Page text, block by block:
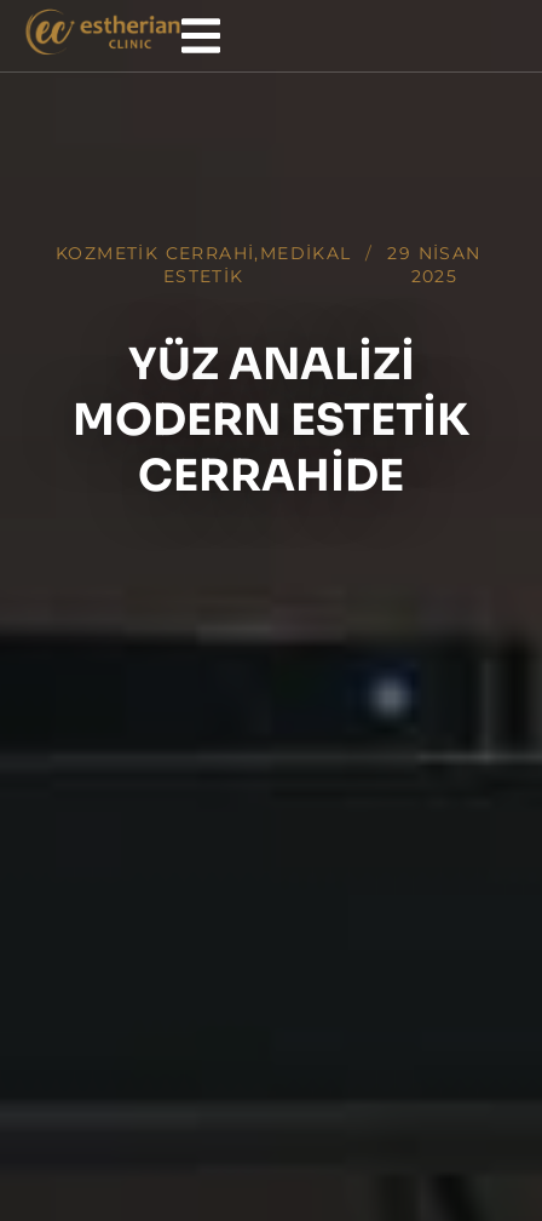
KOZMETIK CERRAHI, MEDIKAL
ESTETIK
/
29 NISAN
2025
YÜZ ANALIZI
MODERN ESTETIK
CERRAHIDE